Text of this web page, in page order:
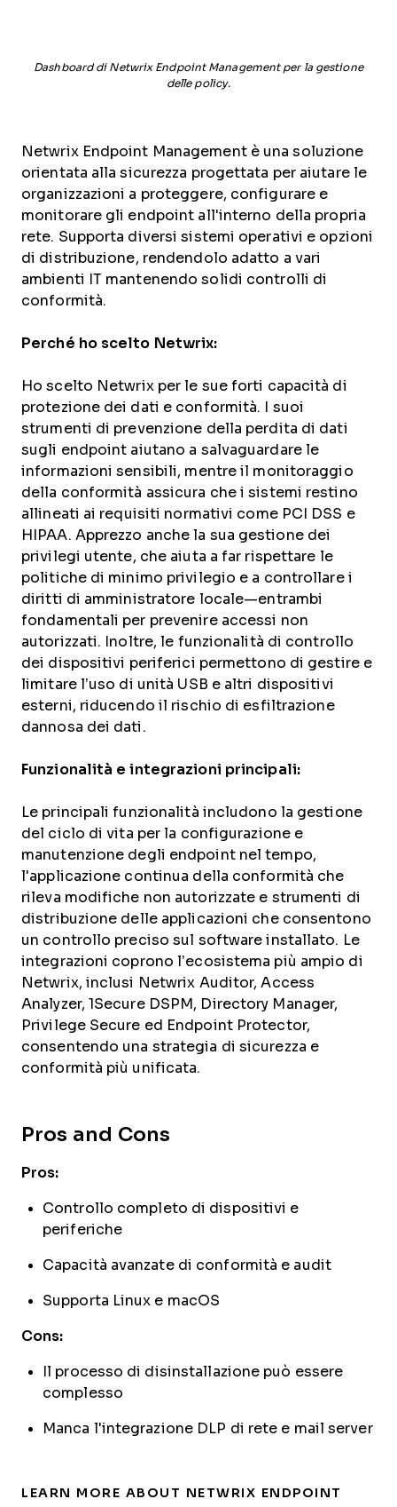
Dashboard di Netwrix Endpoint Management per la gestione
delle policy.
Netwrix Endpoint Management è una soluzione
orientata alla sicurezza progettata per aiutare le
organizzazioni a proteggere, configurare e
monitorare gli endpoint all'interno della propria
rete. Supporta diversi sistemi operativi e opzioni
di distribuzione, rendendolo adatto a vari
ambienti IT mantenendo solidi controlli di
conformità.
Perché ho scelto Netwrix:
Ho scelto Netwrix per le sue forti capacità di
protezione dei dati e conformità. I suoi
strumenti di prevenzione della perdita di dati
sugli endpoint aiutano a salvaguardare le
informazioni sensibili, mentre il monitoraggio
della conformità assicura che i sistemi restino
allineati ai requisiti normativi come PCI DSS e
HIPAA. Apprezzo anche la sua gestione dei
privilegi utente, che aiuta a far rispettare le
politiche di minimo privilegio e a controllare i
diritti di amministratore locale—entrambi
fondamentali per prevenire accessi non
autorizzati. Inoltre, le funzionalità di controllo
dei dispositivi periferici permettono di gestire e
limitare l’uso di unità USB e altri dispositivi
esterni, riducendo il rischio di esfiltrazione
dannosa dei dati.
Funzionalità e integrazioni principali:
Le principali funzionalità includono la gestione
del ciclo di vita per la configurazione e
manutenzione degli endpoint nel tempo,
l'applicazione continua della conformità che
rileva modifiche non autorizzate e strumenti di
distribuzione delle applicazioni che consentono
un controllo preciso sul software installato. Le
integrazioni coprono l’ecosistema più ampio di
Netwrix, inclusi Netwrix Auditor, Access
Analyzer, 1Secure DSPM, Directory Manager,
Privilege Secure ed Endpoint Protector,
consentendo una strategia di sicurezza e
conformità più unificata.
Pros and Cons
Pros:
Controllo completo di dispositivi e
periferiche
Capacità avanzate di conformità e audit
Supporta Linux e macOS
Cons:
Il processo di disinstallazione può essere
complesso
Manca l'integrazione DLP di rete e mail server
LEARN MORE ABOUT NETWRIX ENDPOINT